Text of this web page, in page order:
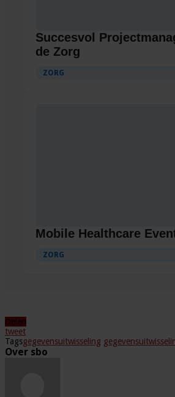
Succesvol
de Zorg
ZORG
Mobile Healthcare
ZORG
Delen
tweet
Tagsgegevensuitwisseling
Over sbo